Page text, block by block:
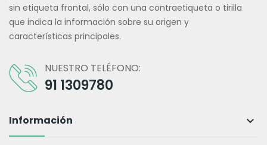
sin etiqueta frontal, sólo con una contraetiqueta o tirilla
que indica la información sobre su origen y
características principales.
NUESTRO TELÉFONO:
91 1309780
Información keyboard_arrow_down